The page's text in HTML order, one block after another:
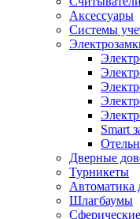
Аксессуары
Системы
Smart
Дверные
Турникеты
Автоматика
Шлагбаумы